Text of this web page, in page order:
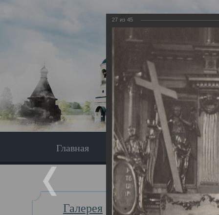
Главная Экскурсия
Галерея
Главная
27 из 45